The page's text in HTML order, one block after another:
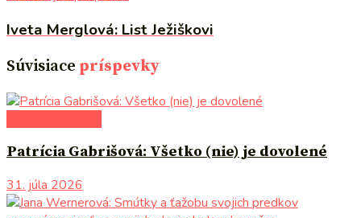
Iveta Merglová: List Ježiškovi
Súvisiace príspevky
Patrícia Gabrišová: Všetko (nie) je dovolené
31. júla 2026